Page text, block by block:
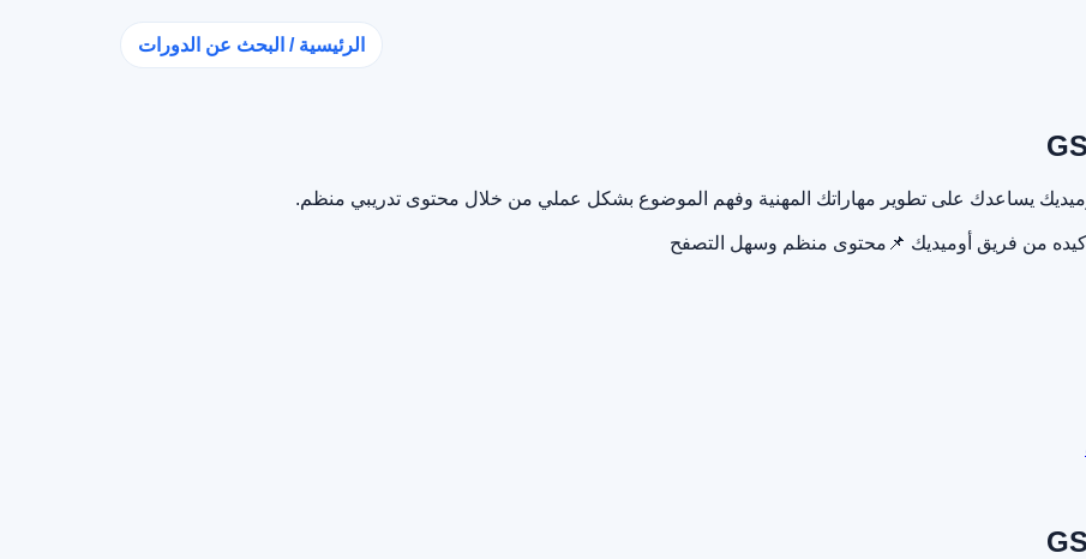
الرئيسية / البحث عن الدورات
من فريق أوميديك 📌 محتوى منظم وسهل التصفح